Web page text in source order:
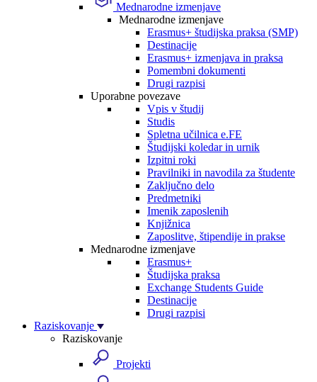
Mednarodne izmenjave
Mednarodne izmenjave
Erasmus+ študijska praksa (SMP)
Destinacije
Erasmus+ izmenjava in praksa
Pomembni dokumenti
Drugi razpisi
Uporabne povezave
Vpis v študij
Studis
Spletna učilnica e.FE
Študijski koledar in urnik
Izpitni roki
Pravilniki in navodila za študente
Zaključno delo
Predmetniki
Imenik zaposlenih
Knjižnica
Zaposlitve, štipendije in prakse
Mednarodne izmenjave
Erasmus+
Študijska praksa
Exchange Students Guide
Destinacije
Drugi razpisi
Raziskovanje
Raziskovanje
Projekti